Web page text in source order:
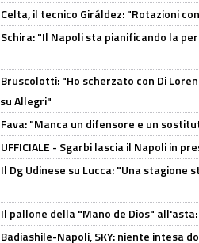
Celta, il tecnico Giráldez: "Rotazioni
Schira: "Il Napoli sta pianificando la
Bruscolotti: "Ho scherzato con Di
Allegri"
Fava: "Manca un difensore e un
UFFICIALE - Sgarbi lascia il Napoli in
Il Dg Udinese su Lucca: "Una
Il pallone della "Mano de Dios"
Badiashile-Napoli, SKY: niente intesa